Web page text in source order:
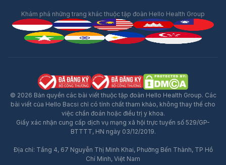
Khám phá những trang khác thuộc tập đoàn Hello Health Group
© 2026 Bản quyền các bài viết thuộc tập đoàn Hello Health Group. Các
bài viết của Hello Bacsi chỉ có tính chất tham khảo, không thay thế cho
việc chẩn đoán hoặc điều trị y khoa.
Giấy xác nhận cung cấp dịch vụ mạng xã hội trực tuyến số 529/GP-
BTTTT, HN ngày 03/12/2019.
Địa chỉ: Tầng 4, 67 Nguyễn Thị Minh Khai, Phường Bến Thành, TP Hồ
Chí Minh, Việt Nam